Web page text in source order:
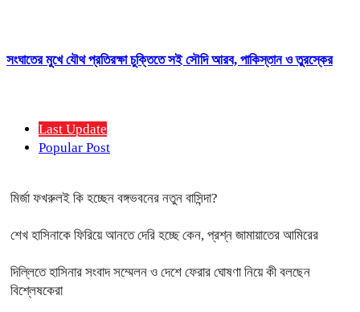
সংঘাতের মুখে যৌথ প্রতিরক্ষা চুক্তিতে সই সৌদি আরব, পাকিস্তান ও তুরস্কের
Last Update
Popular Post
মির্জা ফখরুলই কি হচ্ছেন বঙ্গভবনের নতুন বাসিন্দা?
শেখ হাসিনাকে ফিরিয়ে আনতে দেরি হচ্ছে কেন, প্রশ্ন জামায়াতের আমিরের
দিল্লিতে হাসিনার সংবাদ সম্মেলন ও দেশে ফেরার ঘোষণা নিয়ে কী বলছেন
বিশ্লেষকেরা